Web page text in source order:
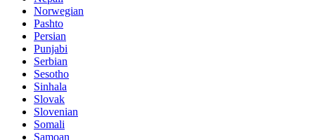
Norwegian
Pashto
Persian
Punjabi
Serbian
Sesotho
Sinhala
Slovak
Slovenian
Somali
Samoan